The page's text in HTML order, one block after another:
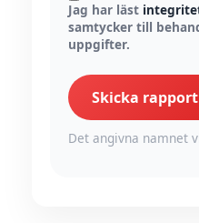
Jag har läst
samtycker till
uppgifter.
Skicka rapport
Det angivna namnet